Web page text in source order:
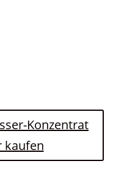
Konzentrat
kaufen